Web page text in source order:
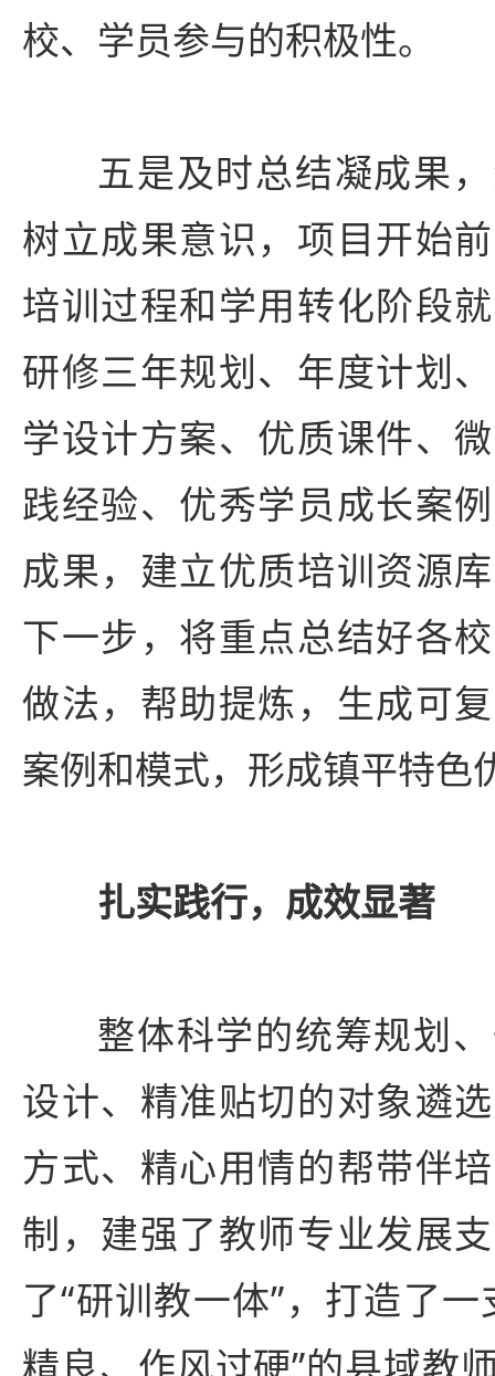
校、学员参与的积极性。
五是及时总结凝成果
树立成果意识，项目开始
培训过程和学用转化阶段
研修三年规划、年度计划
学设计方案、优质课件、
践经验、优秀学员成长案
成果，建立优质培训资源
下一步，将重点总结好各
做法，帮助提炼，生成可
案例和模式，形成镇平特色
扎实践行，成效显著
整体科学的统筹规划
设计、精准贴切的对象遴
方式、精心用情的帮带伴
制，建强了教师专业发展
了“研训教一体”，打造了
精良、作风过硬”的县域教